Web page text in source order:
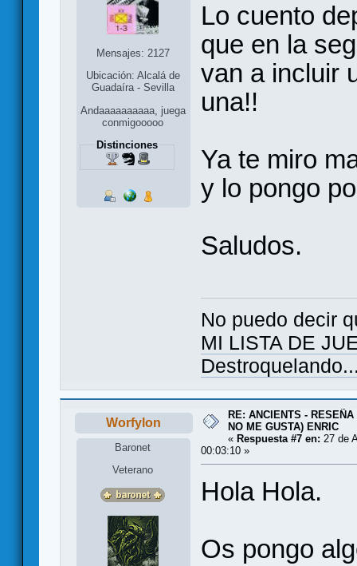
Mensajes: 2127
Ubicación: Alcalá de
Guadaíra - Sevilla
Andaaaaaaaaaa, juega
conmigooooo
Distinciones
Lo cuento
que en la
van a incluir
una!!
Ya te miro
y lo pongo
Saludos.
No puedo decir
MI LISTA DE
Worfylon
Baronet
Veterano
RE: ANCIENTS -
NO ME GUSTA) ENRIC
« Respuesta #7 en: 27 de
00:03:10 »
Hola Hola.
Os pongo